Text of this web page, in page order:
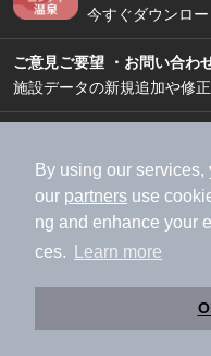
By using our
our partners use
ng and enhance your
ces.
Learn more
今すぐダウンロー
ご意見ご要望 ・お問い合わ
施設データの新規追加や修
加盟店募集（資
利用規約
ライ
特定商取引法に基
運営会社